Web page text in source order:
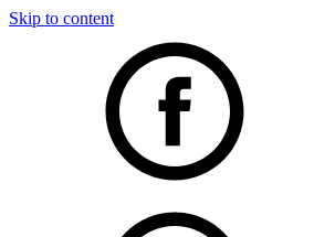
Skip to content